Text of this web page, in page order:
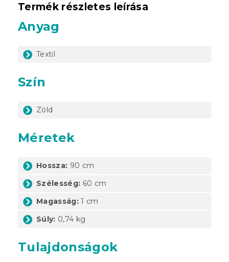
Termék részletes leírása
Anyag
Textil
Szín
Zöld
Méretek
Hossza: 90 cm
Szélesség: 60 cm
Magasság: 1 cm
Súly: 0,74 kg
Tulajdonságok